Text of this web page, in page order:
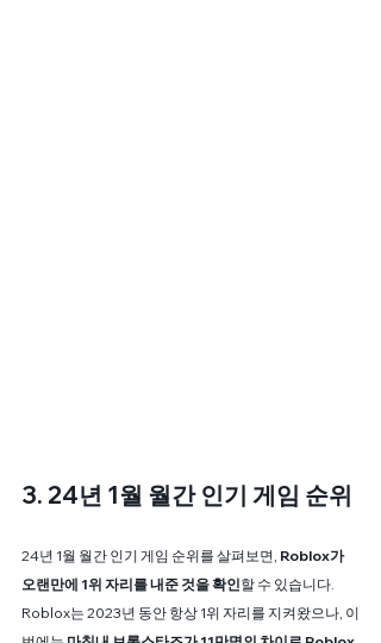
3. 24년 1월 월간 인기 게임 순위
24년 1월 월간 인기 게임 순위를 살펴보면, Roblox가
오랜만에 1위 자리를 내준 것을 확인할 수 있습니다.
Roblox는 2023년 동안 항상 1위 자리를 지켜왔으나, 이